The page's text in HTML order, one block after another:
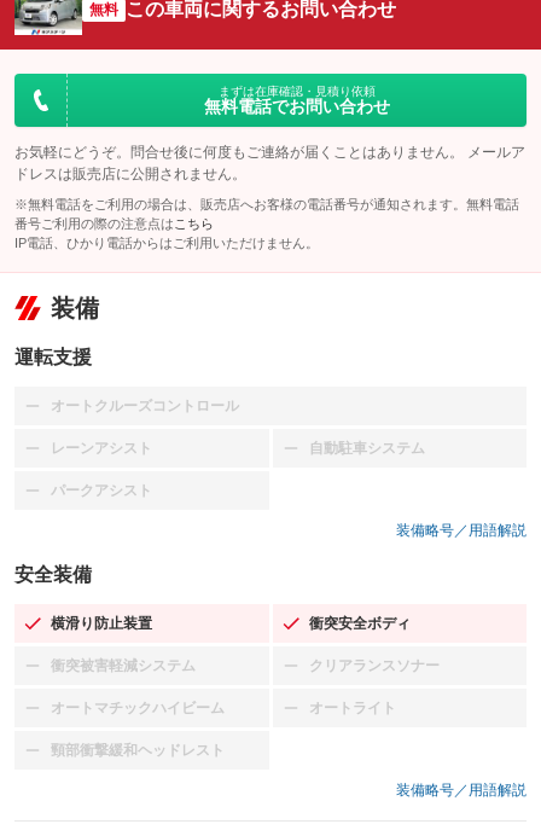
無料 この車両に関するお問い合わせ
まずは在庫確認・見積り依頼
無料電話でお問い合わせ
お気軽にどうぞ。問合せ後に何度もご連絡が届くことはありません。 メールア
ドレスは販売店に公開されません。
※無料電話をご利用の場合は、販売店へお客様の電話番号が通知されます。無料電話
番号ご利用の際の注意点は こちら
IP電話、ひかり電話からはご利用いただけません。
装備
運転支援
オートクルーズコントロール
：装備なし
レーンアシスト
：装備なし 自動駐車システム
：装備なし
パークアシスト
：装備なし
装備略号／用語解説
安全装備
横滑り防止装置
：装備あり 衝突安全ボディ
：装備あり
衝突被害軽減システム
：装備なし クリアランスソナー
：装備なし
オートマチックハイビーム
：装備なし オートライト
：装備なし
頸部衝撃緩和ヘッドレスト
：装備なし
装備略号／用語解説